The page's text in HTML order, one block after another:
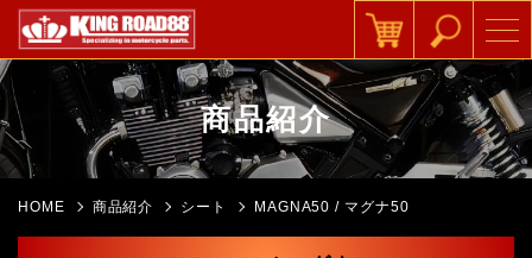
商品紹介
HOME 商品紹介 シート MAGNA50 / マグナ50